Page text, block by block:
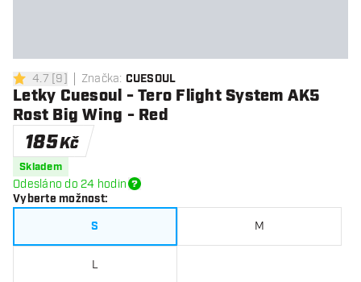
4.7 hodnoticí hvězdičky
4.7 [9] Značka: CUESOUL
Letky Cuesoul - Tero Flight System AK5
Rost Big Wing - Red
185Kč
Skladem
Odesláno do 24 hodin
Vyberte možnost:
S
M
L